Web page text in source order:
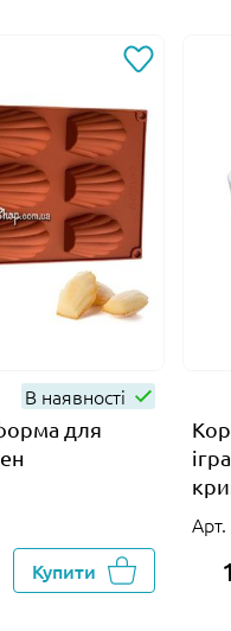
В наявності
для
Купити